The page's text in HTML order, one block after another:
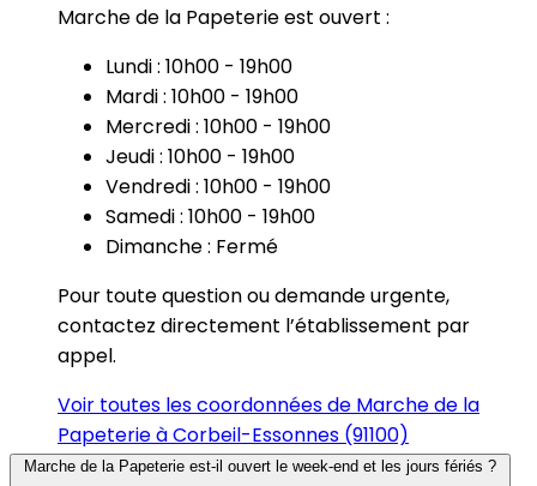
Marche de la Papeterie est ouvert :
Lundi : 10h00 - 19h00
Mardi : 10h00 - 19h00
Mercredi : 10h00 - 19h00
Jeudi : 10h00 - 19h00
Vendredi : 10h00 - 19h00
Samedi : 10h00 - 19h00
Dimanche : Fermé
Pour toute question ou demande urgente,
contactez directement l’établissement par
appel.
Voir toutes les coordonnées de Marche de la
Papeterie à Corbeil-Essonnes (91100)
Marche de la Papeterie est-il ouvert le week-end et les jours fériés ?